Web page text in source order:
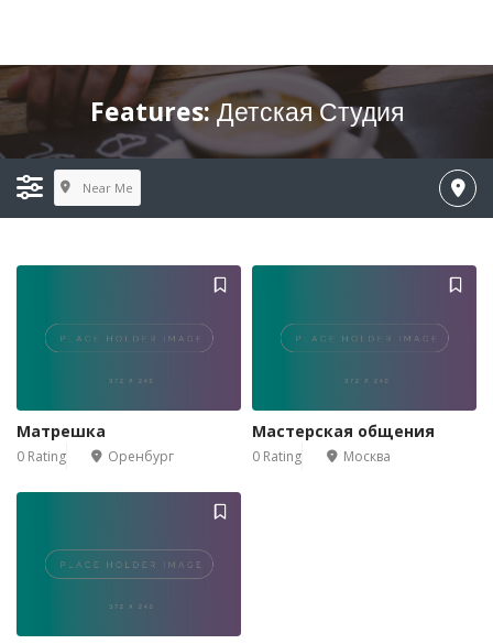
Features:Детская Студия
Near Me
Матрешка
0 Rating Оренбург
Мастерская общения
0 Rating Москва